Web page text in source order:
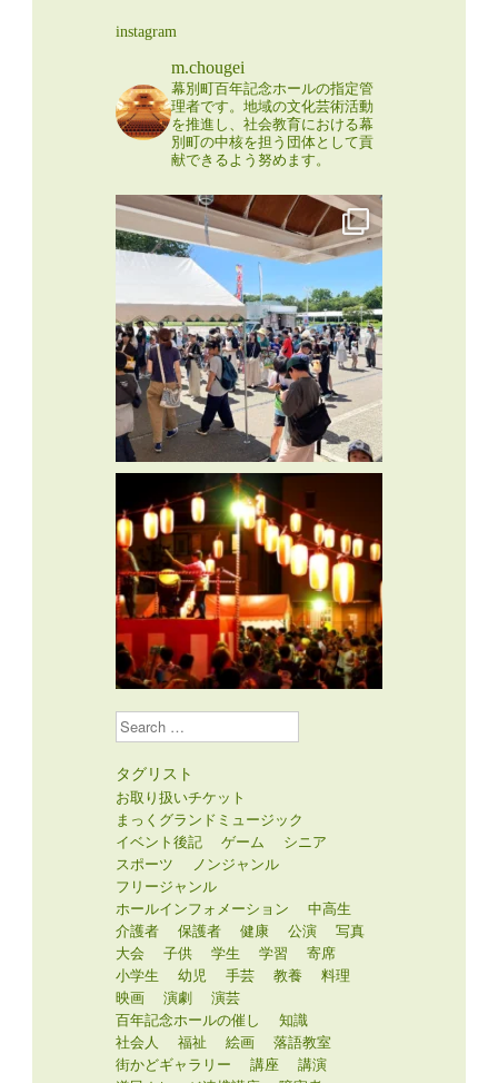
instagram
m.chougei
幕別町百年記念ホールの指定管
理者です。地域の文化芸術活動
を推進し、社会教育における幕
別町の中核を担う団体として貢
献できるよう努めます。
Search
タグリスト
お取り扱いチケット
まっくグランドミュージック
イベント後記
ゲーム
シニア
スポーツ
ノンジャンル
フリージャンル
ホールインフォメーション
中高生
介護者
保護者 健康 公演
写真
大会
子供 学生 学習
寄席
小学生
幼児 手芸 教養
料理
映画
演劇
演芸
百年記念ホールの催し
知識
社会人
福祉 絵画
落語教室
街かどギャラリー
講座
講演